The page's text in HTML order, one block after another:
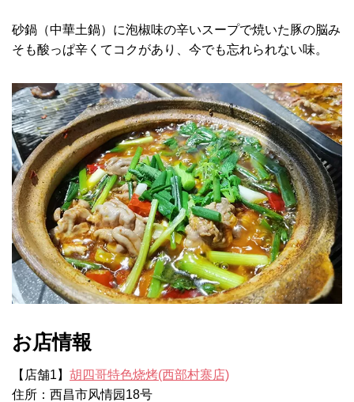
砂鍋（中華土鍋）に泡椒味の辛いスープで焼いた豚の脳み
そも酸っぱ辛くてコクがあり、今でも忘れられない味。
お店情報
【店舗1】 胡四哥特色烧烤(西部村寨店)
住所：西昌市风情园18号